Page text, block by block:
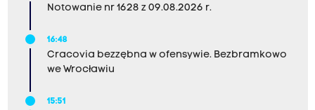
Notowanie nr 1628 z 09.08.2026 r.
16:48
Cracovia bezzębna w ofensywie. Bezbramkowo
we Wrocławiu
15:51